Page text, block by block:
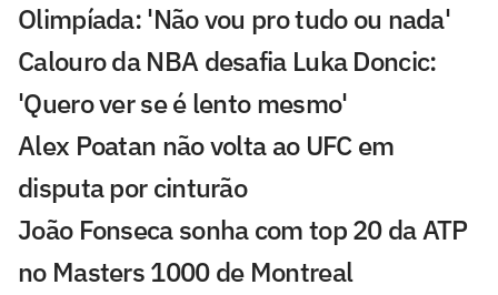
Olimpíada: 'Não vou pro tudo ou nada'
Calouro da NBA desafia Luka Doncic:
'Quero ver se é lento mesmo'
Alex Poatan não volta ao UFC em
disputa por cinturão
João Fonseca sonha com top 20 da ATP
no Masters 1000 de Montreal